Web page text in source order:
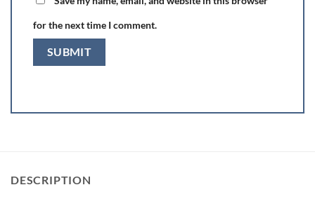
for the next time I comment.
DESCRIPTION